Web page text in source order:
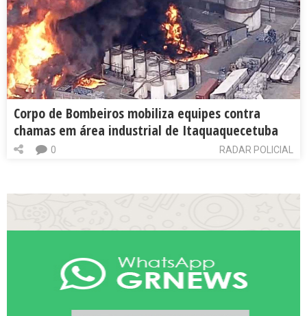
Corpo de Bombeiros mobiliza equipes contra
chamas em área industrial de Itaquaquecetuba
RADAR POLICIAL
0